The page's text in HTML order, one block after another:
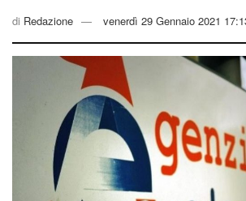
di Redazione venerdì 29 Gennaio 2021